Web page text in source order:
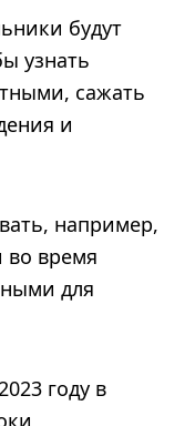
будут
узнать
сажать
и
например,
во время
для
году в